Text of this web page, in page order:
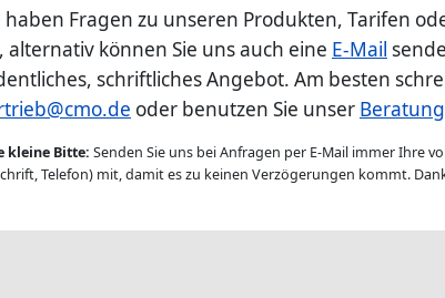
haben Fragen zu unseren Produkten, Tarifen
alternativ können Sie uns auch eine E-Mail
schriftliches Angebot. Am besten
oder benutzen Sie unser
kleine Bitte: Senden Sie uns bei Anfragen per E-Mail immer Ihre
Telefon) mit, damit es zu keinen Verzögerungen kommt.